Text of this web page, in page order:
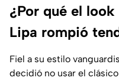
¿Por qué el
Lipa rompió
Fiel a su estilo
decidió no usar el